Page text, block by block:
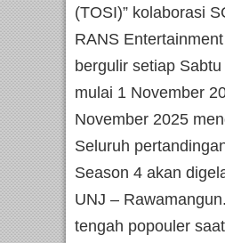
(TOSI)” kolaborasi
RANS
bergulir setiap
mulai 1 November
November 2025
Seluruh
Season 4 akan
UNJ –
tengah popouler